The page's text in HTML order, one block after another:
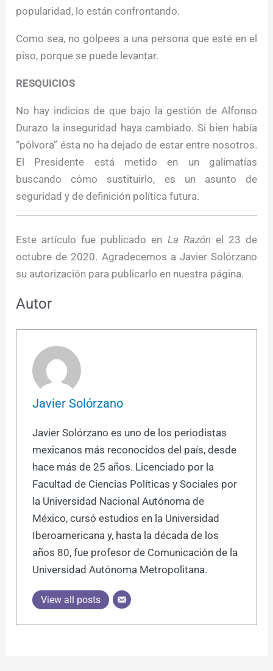
popularidad, lo están confrontando.
Como sea, no golpees a una persona que esté en el
piso, porque se puede levantar.
RESQUICIOS
No hay indicios de que bajo la gestión de Alfonso
Durazo la inseguridad haya cambiado. Si bien había
“pólvora” ésta no ha dejado de estar entre nosotros.
El Presidente está metido en un galimatías
buscando cómo sustituirlo, es un asunto de
seguridad y de definición política futura.
Este artículo fue publicado en La Razón el 23 de
octubre de 2020. Agradecemos a Javier Solórzano
su autorización para publicarlo en nuestra página.
Autor
Javier Solórzano
Javier Solórzano es uno de los periodistas
mexicanos más reconocidos del país, desde
hace más de 25 años. Licenciado por la
Facultad de Ciencias Políticas y Sociales por
la Universidad Nacional Autónoma de
México, cursó estudios en la Universidad
Iberoamericana y, hasta la década de los
años 80, fue profesor de Comunicación de la
Universidad Autónoma Metropolitana.
View all posts